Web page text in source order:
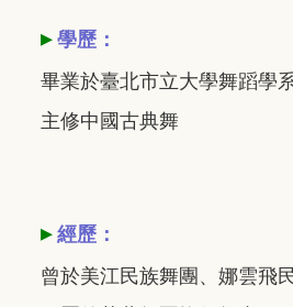
▸ 學歷：
畢業於臺北市立大學舞蹈學
主修中國古典舞
▸ 經歷：
曾於美江民族舞團、娜雲飛